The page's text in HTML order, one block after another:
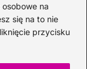
na
się na to nie
przycisku